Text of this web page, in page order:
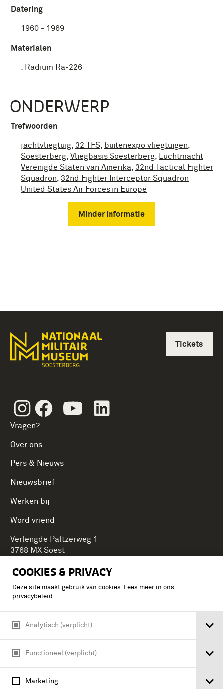
COOKIES & PRIVACY
Deze site maakt gebruik van cookies. Lees meer in ons
privacybeleid .
Analytisch (verplicht)
Functioneel (verplicht)
Marketing
Datering
1960 - 1969
Materialen
: Radium Ra-226
ONDERWERP
Trefwoorden
jachtvliegtuig 32 TFS buitenexpo vliegtuigen
Soesterberg Vliegbasis Soesterberg
Luchtmacht
Verenigde Staten van Amerika
32nd Tactical Fighter
Squadron
32nd Fighter Interceptor Squadron
United States Air Forces in Europe
Minder informatie
InstagramFacebookYoutube
Vragen?
Over ons
Pers & Nieuws
Nieuwsbrief
Werken bij
Word vriend
Tickets
Verlengde Paltzerweg 1
3768 MX Soest
Onderdeel van Stichting Koninklijke Defensiemusea,